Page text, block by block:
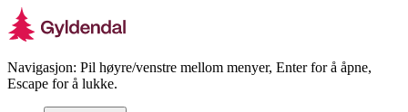
Navigasjon: Pil høyre/venstre mellom menyer, Enter for å åpne,
Escape for å lukke.